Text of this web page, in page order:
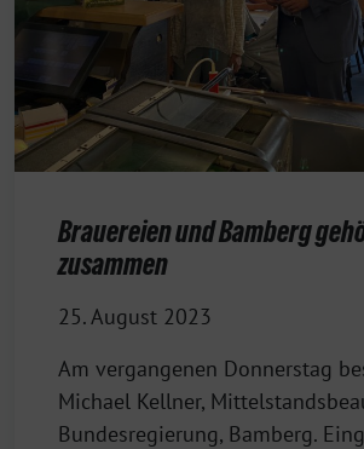
Brauereien und Bamberg
zusammen
25. August 2023
Am vergangenen Donnerstag
Michael Kellner,
Bundesregierung, Bamberg.